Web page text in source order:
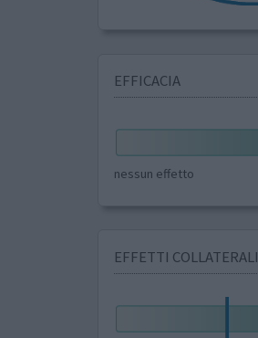
EFFICACIA
nessun effetto
EFFETTI COLLATERALI